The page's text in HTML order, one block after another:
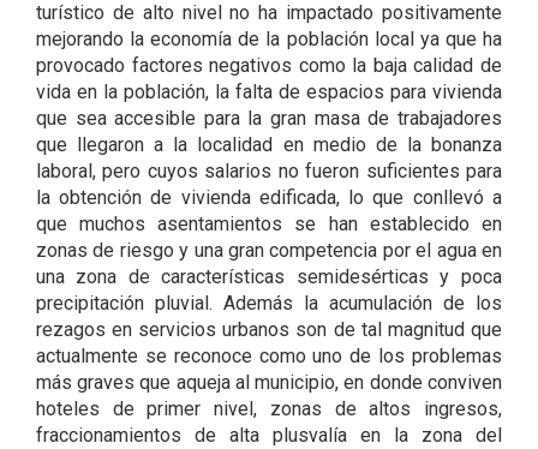
turístico de alto nivel no ha impactado positivamente
mejorando la economía de la población local ya que ha
provocado factores negativos como la baja calidad de
vida en la población, la falta de espacios para vivienda
que sea accesible para la gran masa de trabajadores
que llegaron a la localidad en medio de la bonanza
laboral, pero cuyos salarios no fueron suficientes para
la obtención de vivienda edificada, lo que conllevó a
que muchos asentamientos se han establecido en
zonas de riesgo y una gran competencia por el agua en
una zona de características semidesérticas y poca
precipitación pluvial. Además la acumulación de los
rezagos en servicios urbanos son de tal magnitud que
actualmente se reconoce como uno de los problemas
más graves que aqueja al municipio, en donde conviven
hoteles de primer nivel, zonas de altos ingresos,
fraccionamientos de alta plusvalía en la zona del